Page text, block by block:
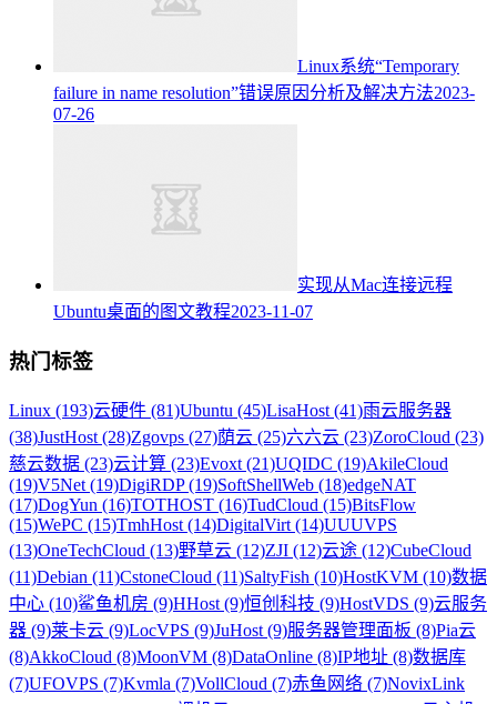
Linux系统“Temporary
failure in name resolution”错误原因分析及解决方法2023-
07-26
实现从Mac连接远程
Ubuntu桌面的图文教程2023-11-07
热门标签
Linux (193)云硬件 (81)Ubuntu (45)LisaHost (41)雨云服务器
(38)JustHost (28)Zgovps (27)荫云 (25)六六云 (23)ZoroCloud (23)
慈云数据 (23)云计算 (23)Evoxt (21)UQIDC (19)AkileCloud
(19)V5Net (19)DigiRDP (19)SoftShellWeb (18)edgeNAT
(17)DogYun (16)TOTHOST (16)TudCloud (15)BitsFlow
(15)WePC (15)TmhHost (14)DigitalVirt (14)UUUVPS
(13)OneTechCloud (13)野草云 (12)ZJI (12)云途 (12)CubeCloud
(11)Debian (11)CstoneCloud (11)SaltyFish (10)HostKVM (10)数据
中心 (10)鲨鱼机房 (9)HHost (9)恒创科技 (9)HostVDS (9)云服务
器 (9)莱卡云 (9)LocVPS (9)JuHost (9)服务器管理面板 (8)Pia云
(8)AkkoCloud (8)MoonVM (8)DataOnline (8)IP地址 (8)数据库
(7)UFOVPS (7)Kvmla (7)VollCloud (7)赤鱼网络 (7)NovixLink